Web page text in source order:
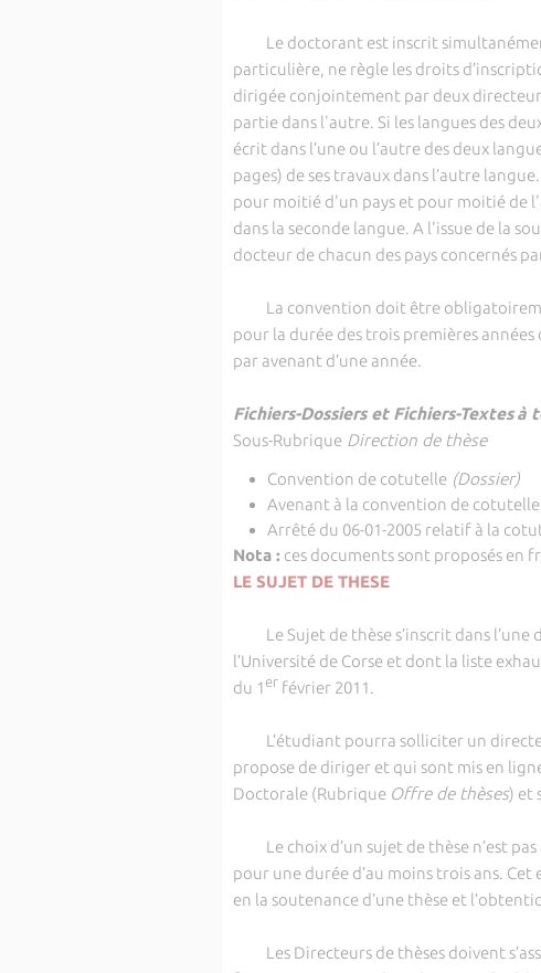
Le doctorant est inscrit
particulière, ne règle les droits
dirigée conjointement par deux
partie dans l'autre. Si les langues des
écrit dans l’une ou l’autre des deux
pages) de ses travaux dans l’autre
pour moitié d'un pays et pour moitié de
dans la seconde langue. A l'issue de la
docteur de chacun des pays concernés
La convention doit être
pour la durée des trois premières
par avenant d’une année.
Fichiers-Dossiers et Fichiers-Textes à
Sous-RubriqueDirection de thèse
Convention de cotutelle(Dossier)
Avenant à la convention de cotutelle
Arrêté du 06-01-2005 relatif à la
Nota : ces documents sont proposés en
LE SUJET DE THESE
Le Sujet de thèse s’inscrit dans l’une
l’Université de Corse et dont la liste
du 1 er février 2011.
L’étudiant pourra solliciter un
propose de diriger et qui sont mis en
Doctorale (Rubrique Offre de thèses) et
Le choix d’un sujet de thèse n’est
pour une durée d’au moins trois ans.
en la soutenance d’une thèse et
Les Directeurs de thèses doivent